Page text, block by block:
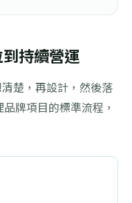
持續營運
楚，再設計，然後落
牌項目的標準流程，